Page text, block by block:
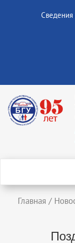
Сведения
Главная /